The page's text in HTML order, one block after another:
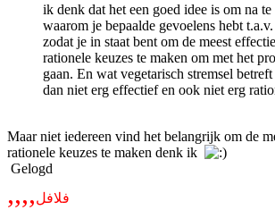
ik denk dat het een goed idee is om na
waarom je bepaalde gevoelens hebt
zodat je in staat bent om de meest
rationele keuzes te maken om met het
gaan. En wat vegetarisch stremsel
dan niet erg effectief en ook niet erg
Maar niet iedereen vind het belangrijk om de
rationele keuzes te maken denk ik
Gelogd
,,,,فلافل